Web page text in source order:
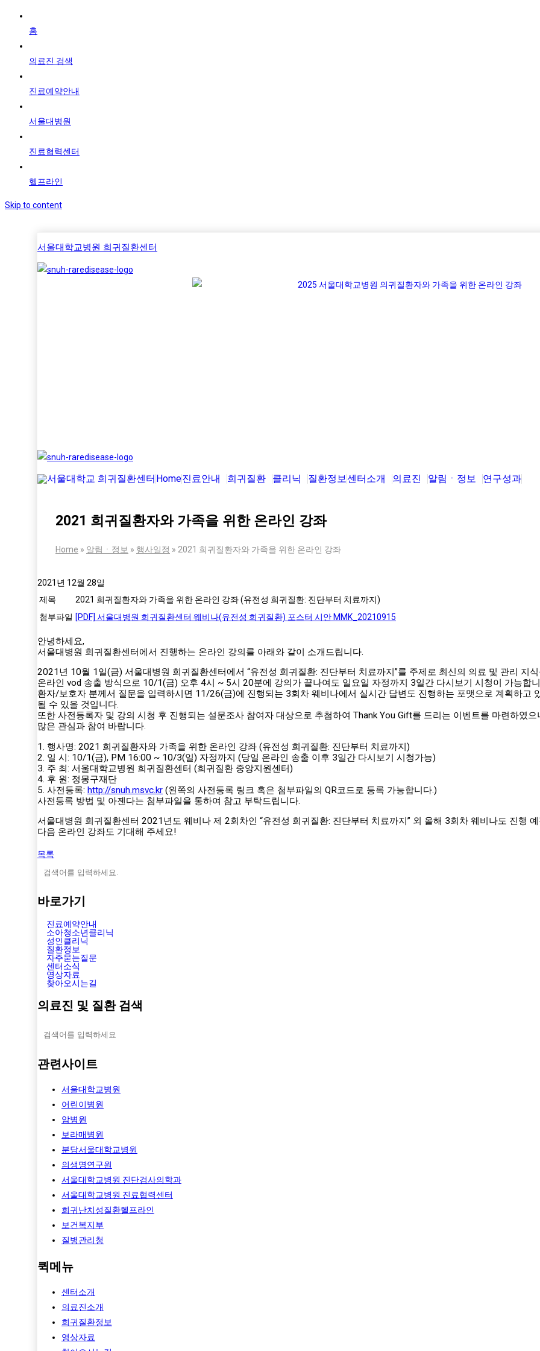
홈
의료진 검색
진료예약안내
서울대병원
진료협력센터
헬프라인
Skip to content
서울대학교병원 희귀질환센터
Home진료안내 희귀질환 클리닉 질환정보센터소개 의료진 알림ㆍ정보 연구성과
2021 희귀질환자와 가족을 위한 온라인 강좌
Home » 알림ㆍ정보 » 행사일정 » 2021 희귀질환자와 가족을 위한 온라인 강좌
2021년 12월 28일
제목
2021 희귀질환자와 가족을 위한 온라인 강좌 (유전성 희귀질환: 진단부터 치료까지)
첨부파일 [PDF] 서울대병원 희귀질환센터 웨비나(유전성 희귀질환) 포스터 시안 MMK_20210915
안녕하세요,
서울대병원 희귀질환센터에서 진행하는 온라인 강의를 아래와 같이 소개드립니다.
2021년 10월 1일(금) 서울대병원 희귀질환센터에서 “유전성 희귀질환: 진단부터 치료까지”를 주제로 최신의 의료 및 관리 지
온라인 vod 송출 방식으로 10/1(금) 오후 4시 ~ 5시 20분에 강의가 끝나여도 일요일 자정까지 3일간 다시보기 시청이 가능합
환자/보호자 분께서 질문을 입력하시면 11/26(금)에 진행되는 3회차 웨비나에서 실시간 답변도 진행하는 포맷으로 계획하고
될 수 있을 것입니다.
또한 사전등록자 및 강의 시청 후 진행되는 설문조사 참여자 대상으로 추첨하여 Thank You Gift를 드리는 이벤트를 마련하였으
많은 관심과 참여 바랍니다.
1. 행사명: 2021 희귀질환자와 가족을 위한 온라인 강좌 (유전성 희귀질환: 진단부터 치료까지)
2. 일 시: 10/1(금), PM 16:00 ~ 10/3(일) 자정까지 (당일 온라인 송출 이후 3일간 다시보기 시청가능)
3. 주 최: 서울대학교병원 희귀질환센터 (희귀질환 중앙지원센터)
4. 후 원: 정몽구재단
5. 사전등록: http://snuh.msvc.kr (왼쪽의 사전등록 링크 혹은 첨부파일의 QR코드로 등록 가능합니다.)
사전등록 방법 및 아젠다는 첨부파일을 통하여 참고 부탁드립니다.
서울대병원 희귀질환센터 2021년도 웨비나 제 2회차인 “유전성 희귀질환: 진단부터 치료까지” 외 올해 3회차 웨비나도 진행
다음 온라인 강좌도 기대해 주세요!
목록
바로가기
진료예약안내
소아청소년클리닉
성인클리닉
질환정보
자주묻는질문
센터소식
영상자료
찾아오시는길
의료진 및 질환 검색
관련사이트
서울대학교병원
어린이병원
암병원
보라매병원
분당서울대학교병원
의생명연구원
서울대학교병원 진단검사의학과
서울대학교병원 진료협력센터
희귀난치성질환헬프라인
보건복지부
질병관리청
퀵메뉴
센터소개
의료진소개
희귀질환정보
영상자료